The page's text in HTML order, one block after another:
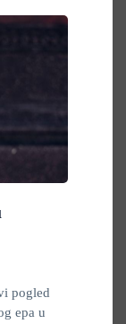
pogled
epa u